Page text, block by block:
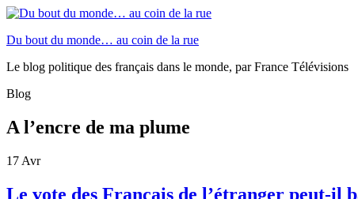
Du bout du monde… au coin de la rue
Le blog politique des français dans le monde, par France Télévisions
Blog
A l’encre de ma plume
17 Avr
Le vote des Français de l’étranger peut-il